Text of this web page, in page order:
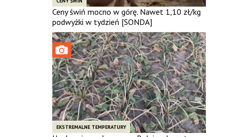
Ceny świń mocno w górę. Nawet 1,10 zł/kg
podwyżki w tydzień [SONDA]
EKSTREMALNE TEMPERATURY